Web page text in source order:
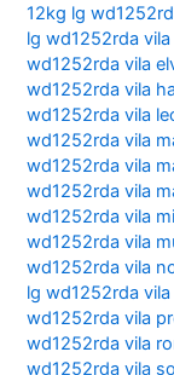
12kg lg
lg wd1252rda
wd1252rda vila
wd1252rda vila
wd1252rda vila
wd1252rda vila
wd1252rda vila
wd1252rda vila
wd1252rda vila
wd1252rda vila
wd1252rda vila
lg wd1252rda
wd1252rda vila
wd1252rda vila
wd1252rda vila